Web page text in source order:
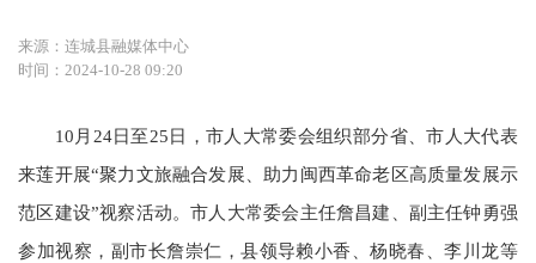
来源：连城县融媒体中心
时间：2024-10-28 09:20
10月24日至25日，市人大常委会组织部分省、市人大代表
来莲开展“聚力文旅融合发展、助力闽西革命老区高质量发展示
范区建设”视察活动。市人大常委会主任詹昌建、副主任钟勇强
参加视察，副市长詹崇仁，县领导赖小香、杨晓春、李川龙等